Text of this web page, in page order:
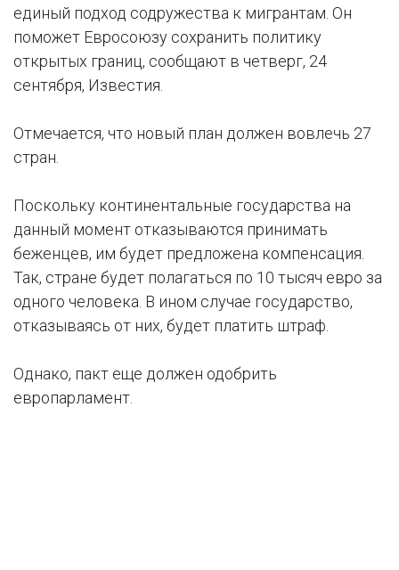
единый подход содружества к мигрантам. Он
поможет Евросоюзу сохранить политику
открытых границ, сообщают в четверг, 24
сентября, Известия.
Отмечается, что новый план должен вовлечь 27
стран.
Поскольку континентальные государства на
данный момент отказываются принимать
беженцев, им будет предложена компенсация.
Так, стране будет полагаться по 10 тысяч евро за
одного человека. В ином случае государство,
отказываясь от них, будет платить штраф.
Однако, пакт еще должен одобрить
европарламент.